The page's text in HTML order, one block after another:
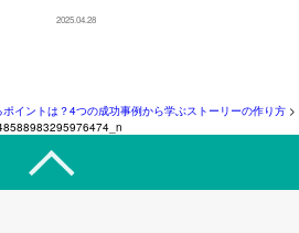
2025.04.28
イントは？4つの成功事例から学ぶストーリーの作り方 >